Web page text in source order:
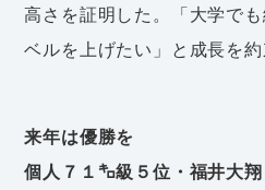
高さを証明した。「大学で
ベルを上げたい」と成長を約
来年は優勝を
個人７１㌔級５位・福井大